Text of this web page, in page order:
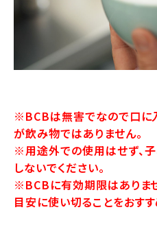
※BCBは無害でなので口に
が飲み物ではありません。
※用途外での使用はせず、
しないでください。
※BCBに有効期限はありま
目安に使い切ることをおすす